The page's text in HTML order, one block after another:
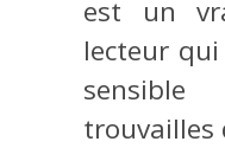
est un
lecteur
trouvailles